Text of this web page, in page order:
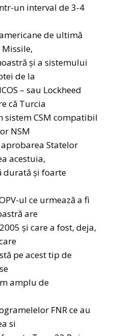
un interval de 3-4
de ultimă
și a sistemului
de la
– sau Lockheed
că Turcia
CSM compatibil
NSM
Statelor
acestuia,
durată și foarte
ul ce urmează a fi
are
și care a fost, deja,
pe acest tip de
amplu de
FNR ce au
si